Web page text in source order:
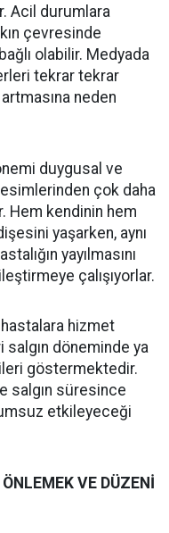
Acil durumlara
çevresinde
olabilir. Medyada
tekrar tekrar
neden
duygusal ve
çok daha
Hem kendinin hem
yaşarken, aynı
yayılmasını
çalışıyorlar.
hizmet
salgın döneminde ya
göstermektedir.
salgın süresince
etkileyeceği
VE DÜZENİ